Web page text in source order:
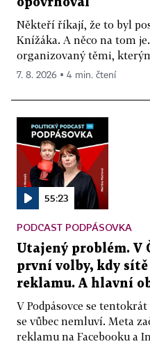
opovrhoval
Někteří říkají, že to byl
Knížáka. A něco na tom
organizovaný těmi,
7. 8. 2026 ▪ 4 min. čtení
55:23
PODCAST PODPÁSOVKA
Utajený problém. V
první volby, kdy
reklamu. A hlavní
V Podpásovce se
se vůbec nemluví. Meta
reklamu na Facebooku a